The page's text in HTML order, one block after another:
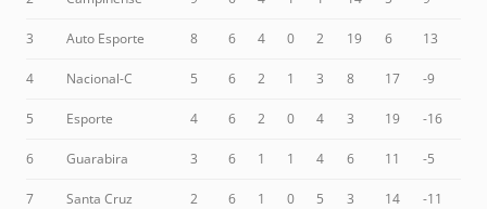
3 Auto Esporte 8 6 4 0 2 19 6 13
4 Nacional-C 5 6 2 1 3 8 17 -9
5 Esporte 4 6 2 0 4 3 19 -16
6 Guarabira 3 6 1 1 4 6 11 -5
7 Santa Cruz 2 6 1 0 5 3 14 -11